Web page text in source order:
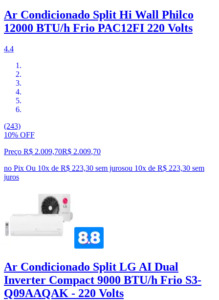
Ar Condicionado Split Hi Wall Philco
12000 BTU/h Frio PAC12FI 220 Volts
4.4
(243)
10% OFF
Preço R$ 2.009,70R$ 2.009,70
no Pix Ou 10x de R$ 223,30 sem jurosou 10x de R$ 223,30 sem
juros
Ar Condicionado Split LG AI Dual
Inverter Compact 9000 BTU/h Frio S3-
Q09AAQAK - 220 Volts